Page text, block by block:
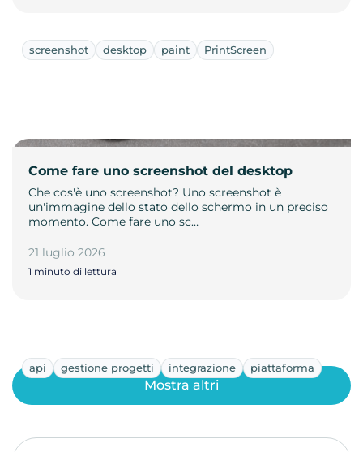
screenshot desktop paint PrintScreen
Come fare uno screenshot del desktop
Che cos'è uno screenshot? Uno screenshot è
un'immagine dello stato dello schermo in un preciso
momento. Come fare uno sc…
21 luglio 2026
1 minuto di lettura
api gestione progetti integrazione piattaforma
Mostra altri